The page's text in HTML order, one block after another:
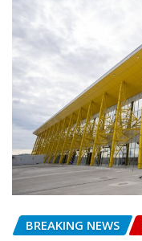
BREAKING NEWS